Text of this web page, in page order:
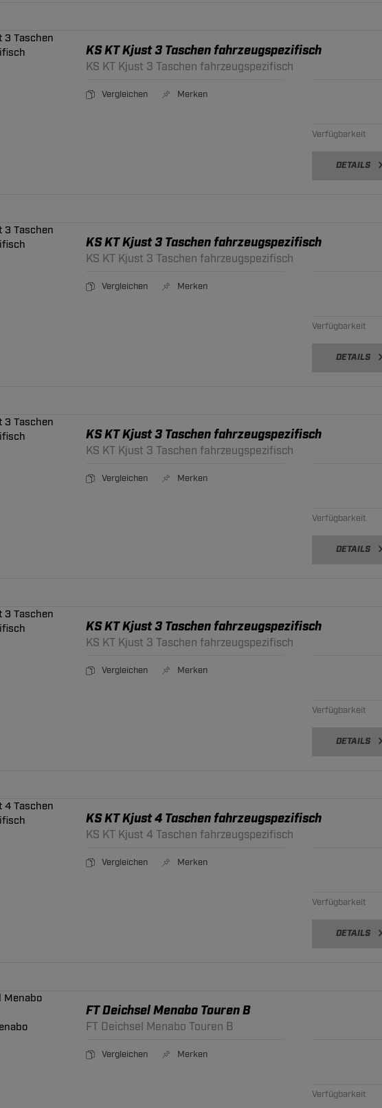
KS KT Kjust 3 Taschen fahrzeugspezifisch
KS KT Kjust 3 Taschen fahrzeugspezifisch
Vergleichen Merken
Verfügbarkeit
DETAILS
KS KT Kjust 3 Taschen fahrzeugspezifisch
KS KT Kjust 3 Taschen fahrzeugspezifisch
Vergleichen Merken
Verfügbarkeit
DETAILS
KS KT Kjust 3 Taschen fahrzeugspezifisch
KS KT Kjust 3 Taschen fahrzeugspezifisch
Vergleichen Merken
Verfügbarkeit
DETAILS
KS KT Kjust 3 Taschen fahrzeugspezifisch
KS KT Kjust 3 Taschen fahrzeugspezifisch
Vergleichen Merken
Verfügbarkeit
DETAILS
KS KT Kjust 4 Taschen fahrzeugspezifisch
KS KT Kjust 4 Taschen fahrzeugspezifisch
Vergleichen Merken
Verfügbarkeit
DETAILS
FT Deichsel Menabo Touren B
FT Deichsel Menabo Touren B
Vergleichen Merken
Verfügbarkeit